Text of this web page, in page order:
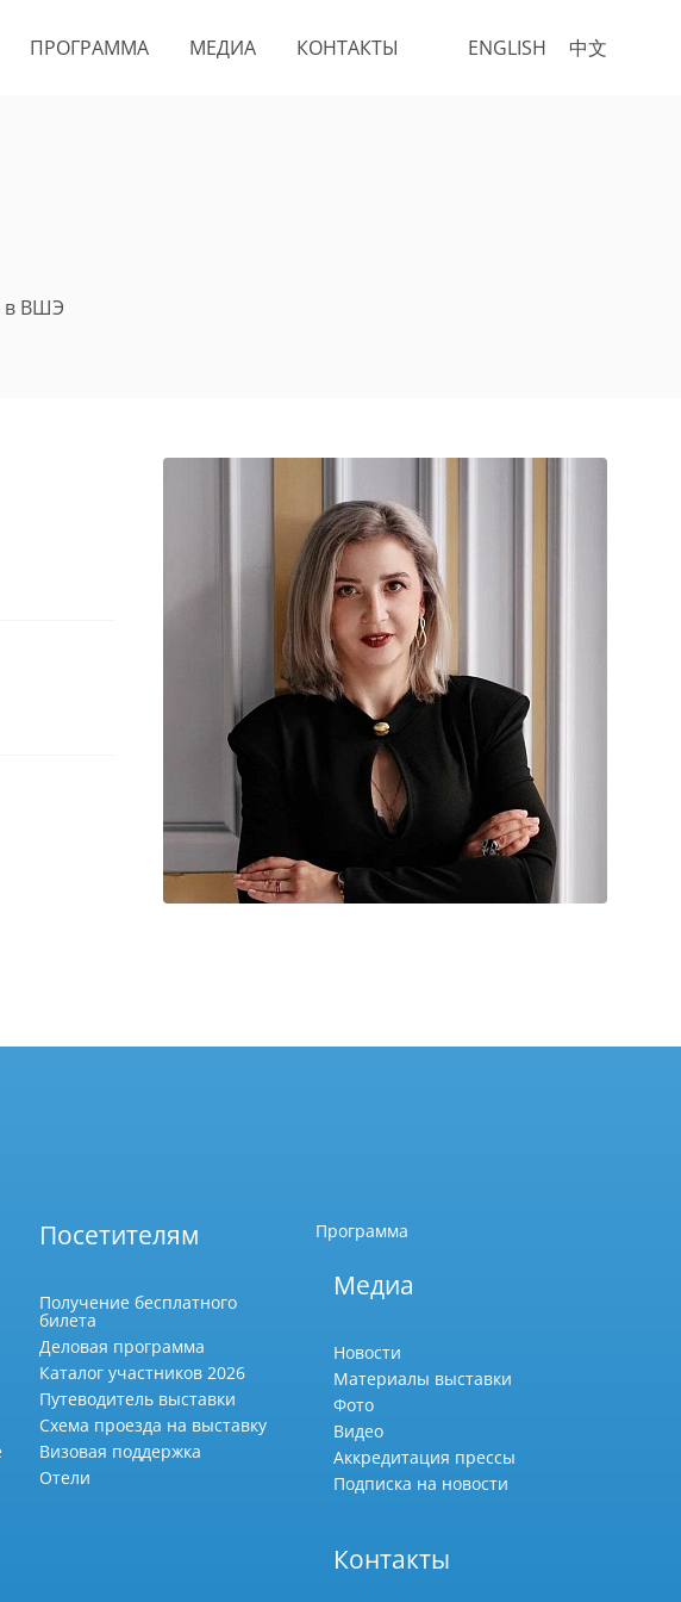
ENGLISH 中文
ПРОГРАММА МЕДИА КОНТАКТЫ
в ВШЭ
Посетителям
Получение бесплатного
билета
Деловая программа
Каталог участников 2026
Путеводитель выставки
Схема проезда на выставку
Визовая поддержка
Отели
Программа
Медиа
Новости
Материалы выставки
Фото
Видео
Аккредитация прессы
Подписка на новости
Контакты